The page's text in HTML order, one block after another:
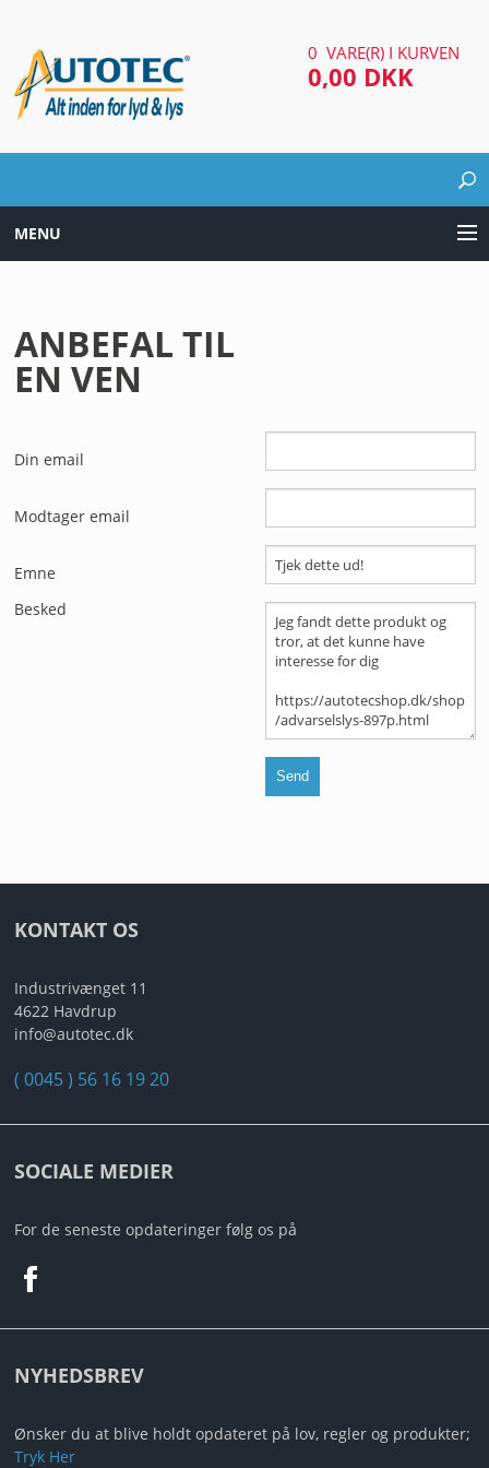
0 VARE(R) I KURVEN
0,00 DKK
MENU
AUTOMOTIV UDSTYR
ARBEJDS & SØGELYGTER
EL UDSTYR
FORSIDE
HANDELSBETINGELSER
PERSONDATAPOLITIK
MIN PROFIL
B2B LOGIN
ANBEFAL TIL
EN VEN
Din email
Modtager email
Emne
Besked
KONTAKT OS
Industrivænget 11
4622 Havdrup
info@autotec.dk
( 0045 ) 56 16 19 20
SOCIALE MEDIER
For de seneste opdateringer følg os på
NYHEDSBREV
Ønsker du at blive holdt opdateret på lov, regler og produkter;
Tryk Her